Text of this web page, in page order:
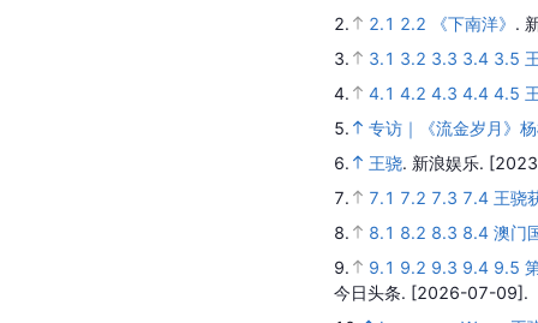
2.
2.1 2.2 《下南洋》 .
3.
3.1 3.2 3.3 3.4 3.5
4.
4.1 4.2 4.3 4.4 4.5
5.
专访｜《流金岁月》
6.
王骁. 新浪娱乐.
7.
7.1 7.2 7.3 7.4 王骁
8.
8.1 8.2 8.3 8.4 澳门
9.
9.1 9.2 9.3 9.4 9.5
今日头条. [2026-07-09].